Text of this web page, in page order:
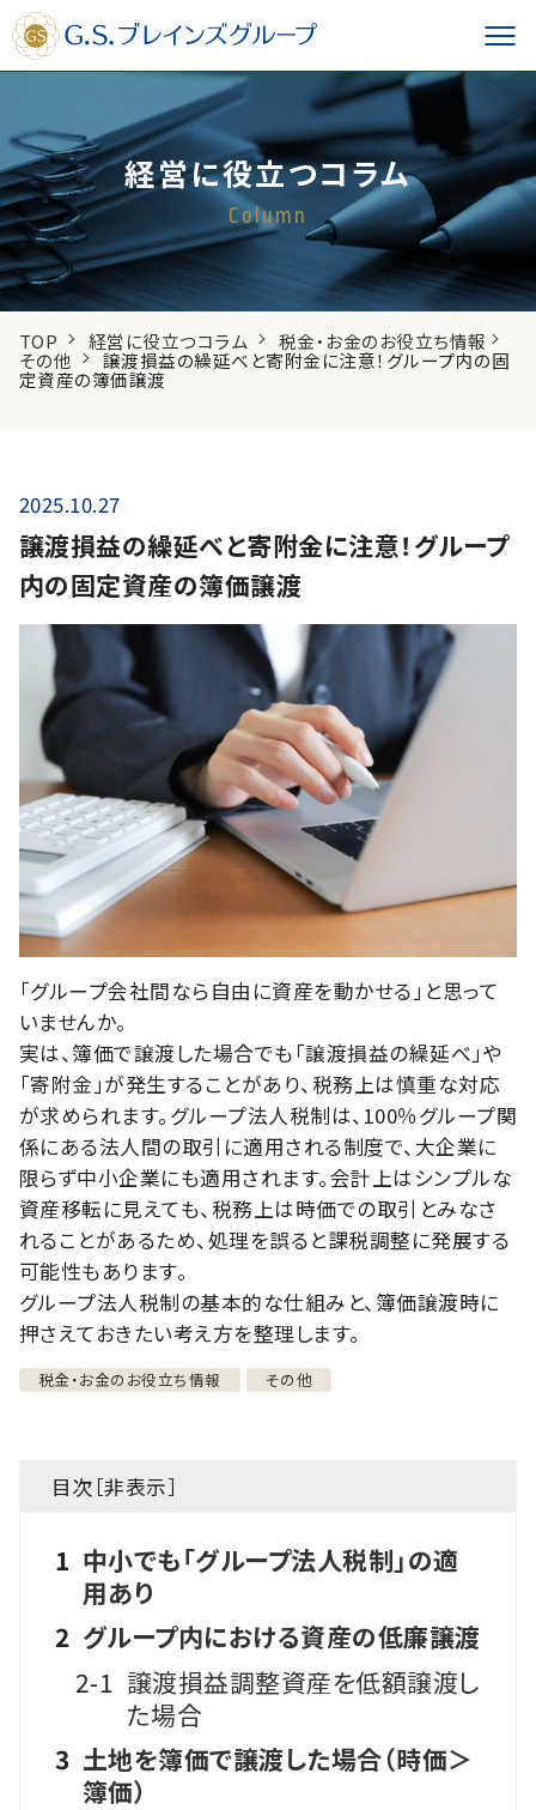
経営に役立つコラム
Column
TOP 経営に役立つコラム 税金・お金のお役立ち情報
その他 譲渡損益の繰延べと寄附金に注意！グループ内の固
定資産の簿価譲渡
2025.10.27
譲渡損益の繰延べと寄附金に注意！グループ
内の固定資産の簿価譲渡
「グループ会社間なら自由に資産を動かせる」と思って
いませんか。
実は、簿価で譲渡した場合でも「譲渡損益の繰延べ」や
「寄附金」が発生することがあり、税務上は慎重な対応
が求められます。グループ法人税制は、100％グループ関
係にある法人間の取引に適用される制度で、大企業に
限らず中小企業にも適用されます。会計上はシンプルな
資産移転に見えても、税務上は時価での取引とみなさ
れることがあるため、処理を誤ると課税調整に発展する
可能性もあります。
グループ法人税制の基本的な仕組みと、簿価譲渡時に
押さえておきたい考え方を整理します。
税金・お金のお役立ち情報 その他
目次［非表示］
1 中小でも「グループ法人税制」の適
用あり
2 グループ内における資産の低廉譲渡
2-1 譲渡損益調整資産を低額譲渡し
た場合
3 土地を簿価で譲渡した場合（時価＞
簿価）